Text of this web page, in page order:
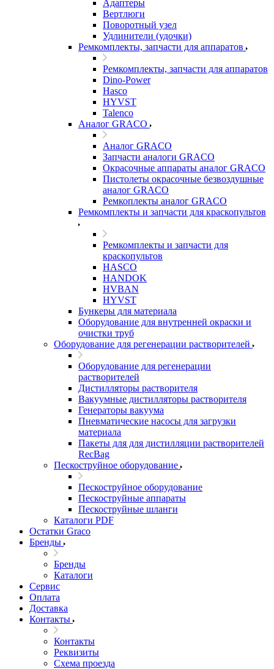
Адаптеры
Вертлюги
Поворотный узел
Удлинители (удочки)
Ремкомплекты, запчасти для аппаратов
Ремкомплекты, запчасти для аппаратов
Dino-Power
Hasco
HYVST
Talenco
Аналог GRACO
Аналог GRACO
Запчасти аналоги GRACO
Окрасочные аппараты аналог GRACO
Пистолеты окрасочные безвоздушные
аналог GRACO
Ремкоплекты аналог GRACO
Ремкомплекты и запчасти для краскопультов
Ремкомплекты и запчасти для
краскопультов
HASCO
HANDOK
HVBAN
HYVST
Бункеры для материала
Оборудование для внутренней окраски и
очистки труб
Оборудование для регенерации растворителей
Оборудование для регенерации
растворителей
Дистилляторы растворителя
Вакуумные дистилляторы растворителя
Генераторы вакуума
Пневматические насосы для загрузки
материала
Пакеты для для дистилляции растворителей
RecBag
Пескоструйное оборудование
Пескоструйное оборудование
Пескоструйные аппараты
Пескоструйные шланги
Каталоги PDF
Остатки Graco
Бренды
Бренды
Каталоги
Сервис
Оплата
Доставка
Контакты
Контакты
Реквизиты
Схема проезда